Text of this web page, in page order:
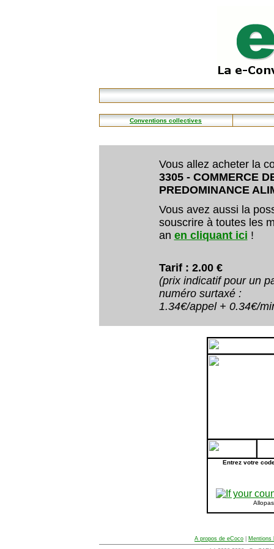
Conventions collectives
Vous allez acheter la
3305 - COMMERCE
PREDOMINANCE
Vous avez aussi la
souscrire à toutes les
an en cliquant ici !
Tarif : 2.00 €
(prix indicatif pour un
numéro surtaxé :
1.34€/appel + 0.34€/
Entrez votre
A propos de eCoco
Mentions